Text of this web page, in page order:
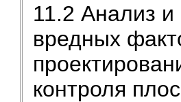
11.2 Анализ
вредных
контроля